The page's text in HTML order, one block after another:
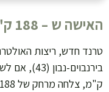
האישה ש – 188 ק"מ לא מספיקים לה
טרנד חדש, ריצות